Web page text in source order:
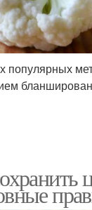
популярных